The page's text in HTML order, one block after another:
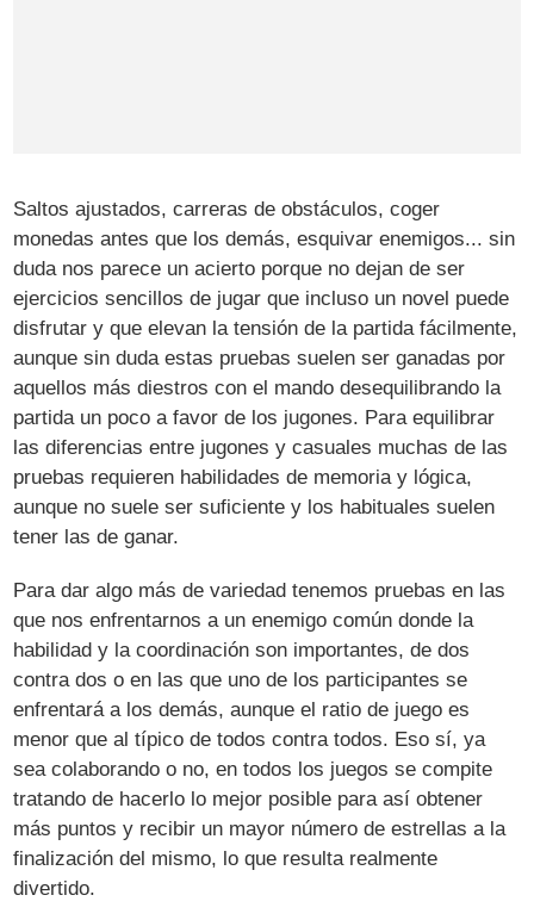
Saltos ajustados, carreras de obstáculos, coger
monedas antes que los demás, esquivar enemigos... sin
duda nos parece un acierto porque no dejan de ser
ejercicios sencillos de jugar que incluso un novel puede
disfrutar y que elevan la tensión de la partida fácilmente,
aunque sin duda estas pruebas suelen ser ganadas por
aquellos más diestros con el mando desequilibrando la
partida un poco a favor de los jugones. Para equilibrar
las diferencias entre jugones y casuales muchas de las
pruebas requieren habilidades de memoria y lógica,
aunque no suele ser suficiente y los habituales suelen
tener las de ganar.
Para dar algo más de variedad tenemos pruebas en las
que nos enfrentarnos a un enemigo común donde la
habilidad y la coordinación son importantes, de dos
contra dos o en las que uno de los participantes se
enfrentará a los demás, aunque el ratio de juego es
menor que al típico de todos contra todos. Eso sí, ya
sea colaborando o no, en todos los juegos se compite
tratando de hacerlo lo mejor posible para así obtener
más puntos y recibir un mayor número de estrellas a la
finalización del mismo, lo que resulta realmente
divertido.